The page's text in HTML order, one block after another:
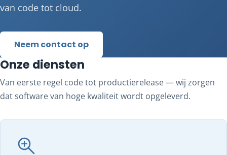
van code tot cloud.
Neem contact op
Onze diensten
Van eerste regel code tot productierelease — wij zorgen
dat software van hoge kwaliteit wordt opgeleverd.